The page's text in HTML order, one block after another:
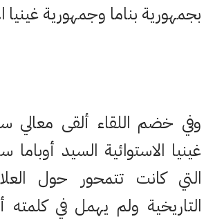
بجمهورية بناما وجمهورية غينيا
وفي خضم اللقاء ألقى معالي
غينيا الاستوائية السيد
التي كانت تتمحور حول
التاريخية ولم يهمل في كلمته